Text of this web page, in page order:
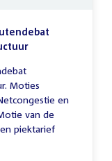
Moties
en
van de
piektarief